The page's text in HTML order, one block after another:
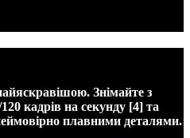
Знімайте з
кадрів на секунду [4] та
плавними деталями.